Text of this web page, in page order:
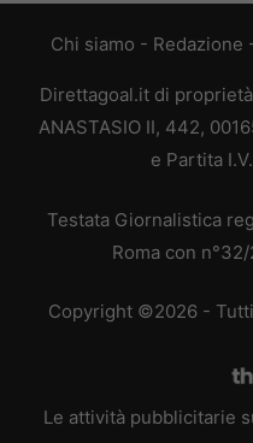
Chi siamo - Redazione
Direttagoal.it di proprietà
ANASTASIO II, 442,
e Partita
Testata Giornalistica
Roma con
Copyright ©2026 -
Le attività pubblicitarie